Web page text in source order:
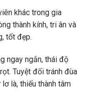
khác trong gia
thành kính, tri ân và
tốt đẹp.
ngay ngắn, thái độ
Tuyệt đối tránh đùa
là, thiếu thành tâm